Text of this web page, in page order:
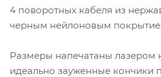
4 поворотных кабеля из
черным нейлоновым
Размеры напечатаны лазером
идеально зауженные кончики